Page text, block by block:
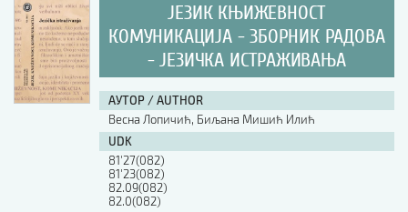
ISBN
ISSN
ЈЕЗИК КЊИЖЕВНОСТ
КОМУНИКАЦИЈА - ЗБОРНИК РАДОВА
- ЈЕЗИЧКА ИСТРАЖИВАЊА
АУТОР / AUTHOR
Весна Лопичић, Биљана Мишић Илић
UDK
81'27(082)
81'23(082)
82.09(082)
82.0(082)